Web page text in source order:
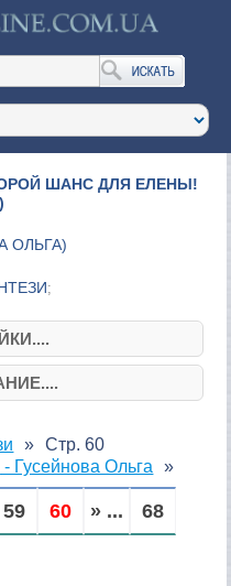
ШАНС ДЛЯ ЕЛЕНЫ!
ОЛЬГА)
;
Гусейнова Ольга
Стр. 60
59 60 » ... 68